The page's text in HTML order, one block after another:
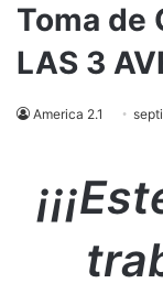
Toma de
LAS 3
America 2.1